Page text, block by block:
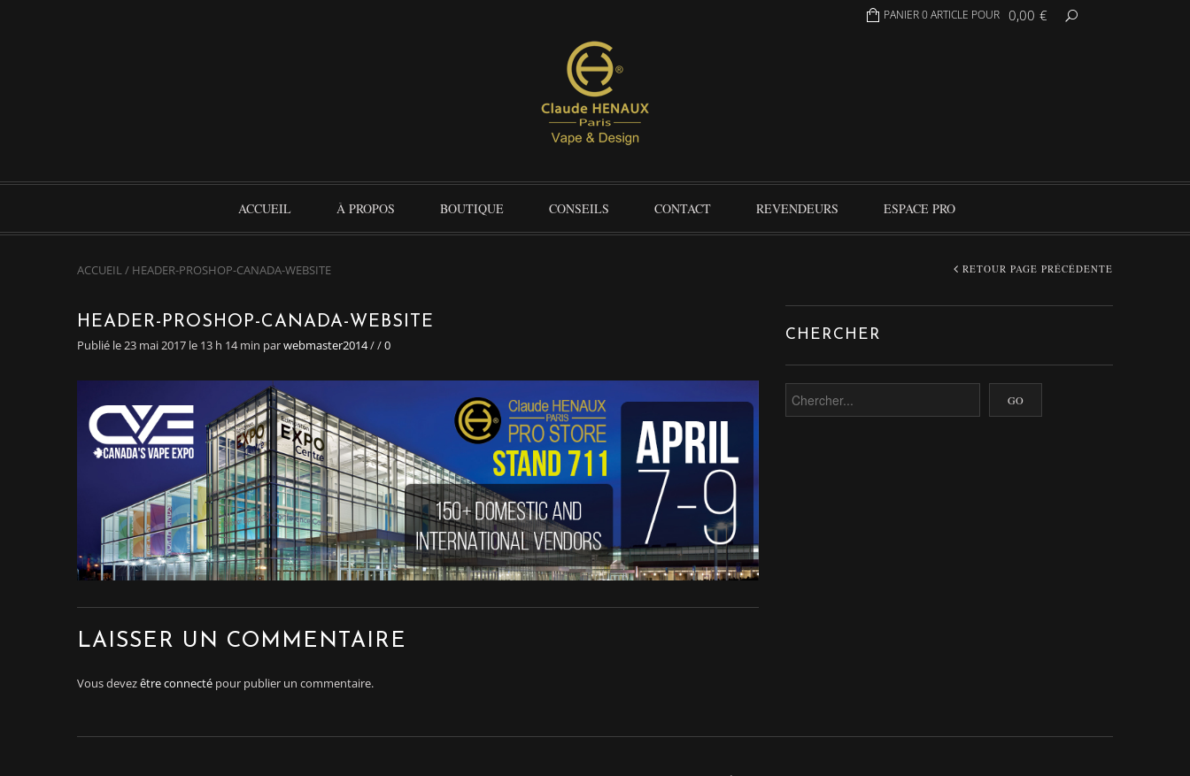
PANIER 0 ARTICLE POUR 0,00 €
ACCUEIL À PROPOS BOUTIQUE CONSEILS CONTACT REVENDEURS ESPACE PRO
ACCUEIL/ HEADER-PROSHOP-CANADA-WEBSITE RETOUR PAGE PRÉCÉDENTE
HEADER-PROSHOP-CANADA-WEBSITE
Publié le 23 mai 2017 le 13 h 14 min parwebmaster2014//0
LAISSER UN COMMENTAIRE
Vous devezêtre connecté pour publier un commentaire.
CHERCHER